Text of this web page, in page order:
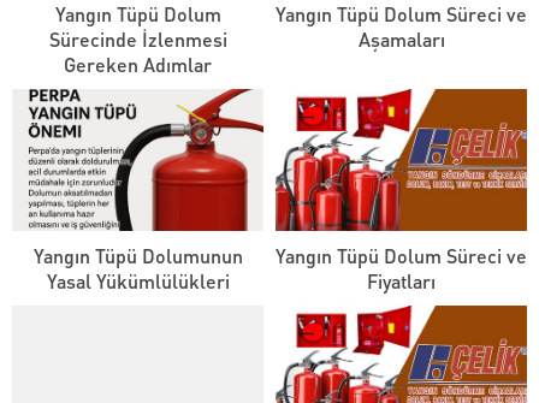
Yangın Tüpü Dolum
Sürecinde İzlenmesi
Gereken Adımlar
Yangın Tüpü Dolum Süreci ve
Aşamaları
Yangın Tüpü Dolumunun
Yasal Yükümlülükleri
Yangın Tüpü Dolum Süreci ve
Fiyatları